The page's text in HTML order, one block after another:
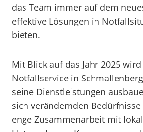
das Team immer auf dem
effektive Lösungen in
bieten.
Mit Blick auf das Jahr 2025
Notfallservice in
seine Dienstleistungen
sich verändernden
enge Zusammenarbeit mit